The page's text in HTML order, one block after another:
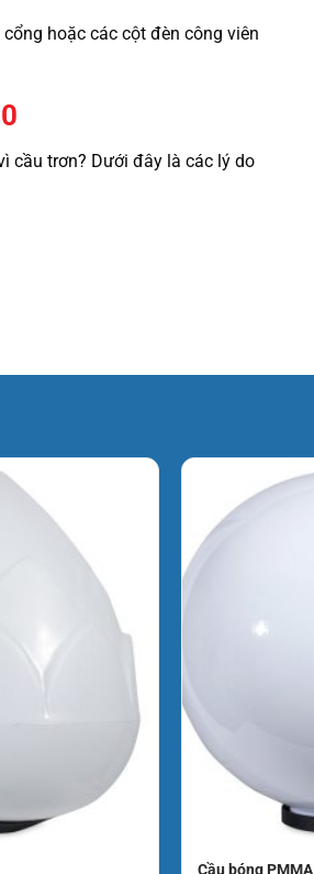
hoặc các cột đèn công viên
cầu trơn? Dưới đây là các lý do
quang đặc biệt. Các đường gân
từ bóng LED bên trong, đồng
có thành phần chống tia UV.
vànghay giòn gãy sau thời gian
xương gia cường, giúp cầu
ngoại lực nhẹ.
gian rộng thoáng:
ninh và trang trí. Cầu bóng PMMA